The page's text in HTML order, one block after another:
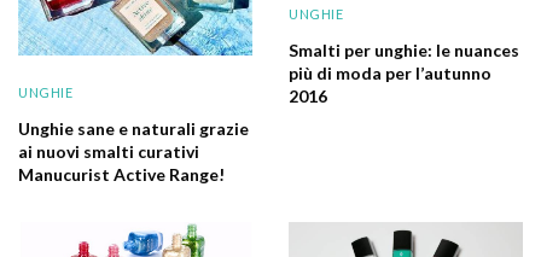
UNGHIE
Unghie sane e naturali grazie
ai nuovi smalti curativi
Manucurist Active Range!
UNGHIE
Smalti per unghie: le nuances
più di moda per l’autunno
2016